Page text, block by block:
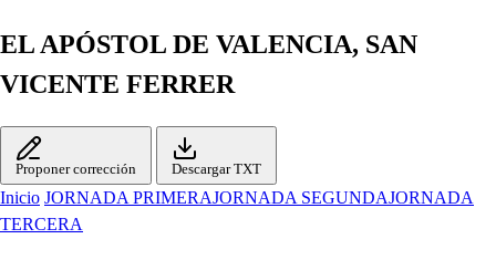
EL APÓSTOL DE VALENCIA, SAN
VICENTE FERRER
Proponer corrección Descargar TXT
Inicio JORNADA PRIMERAJORNADA SEGUNDAJORNADA
TERCERA